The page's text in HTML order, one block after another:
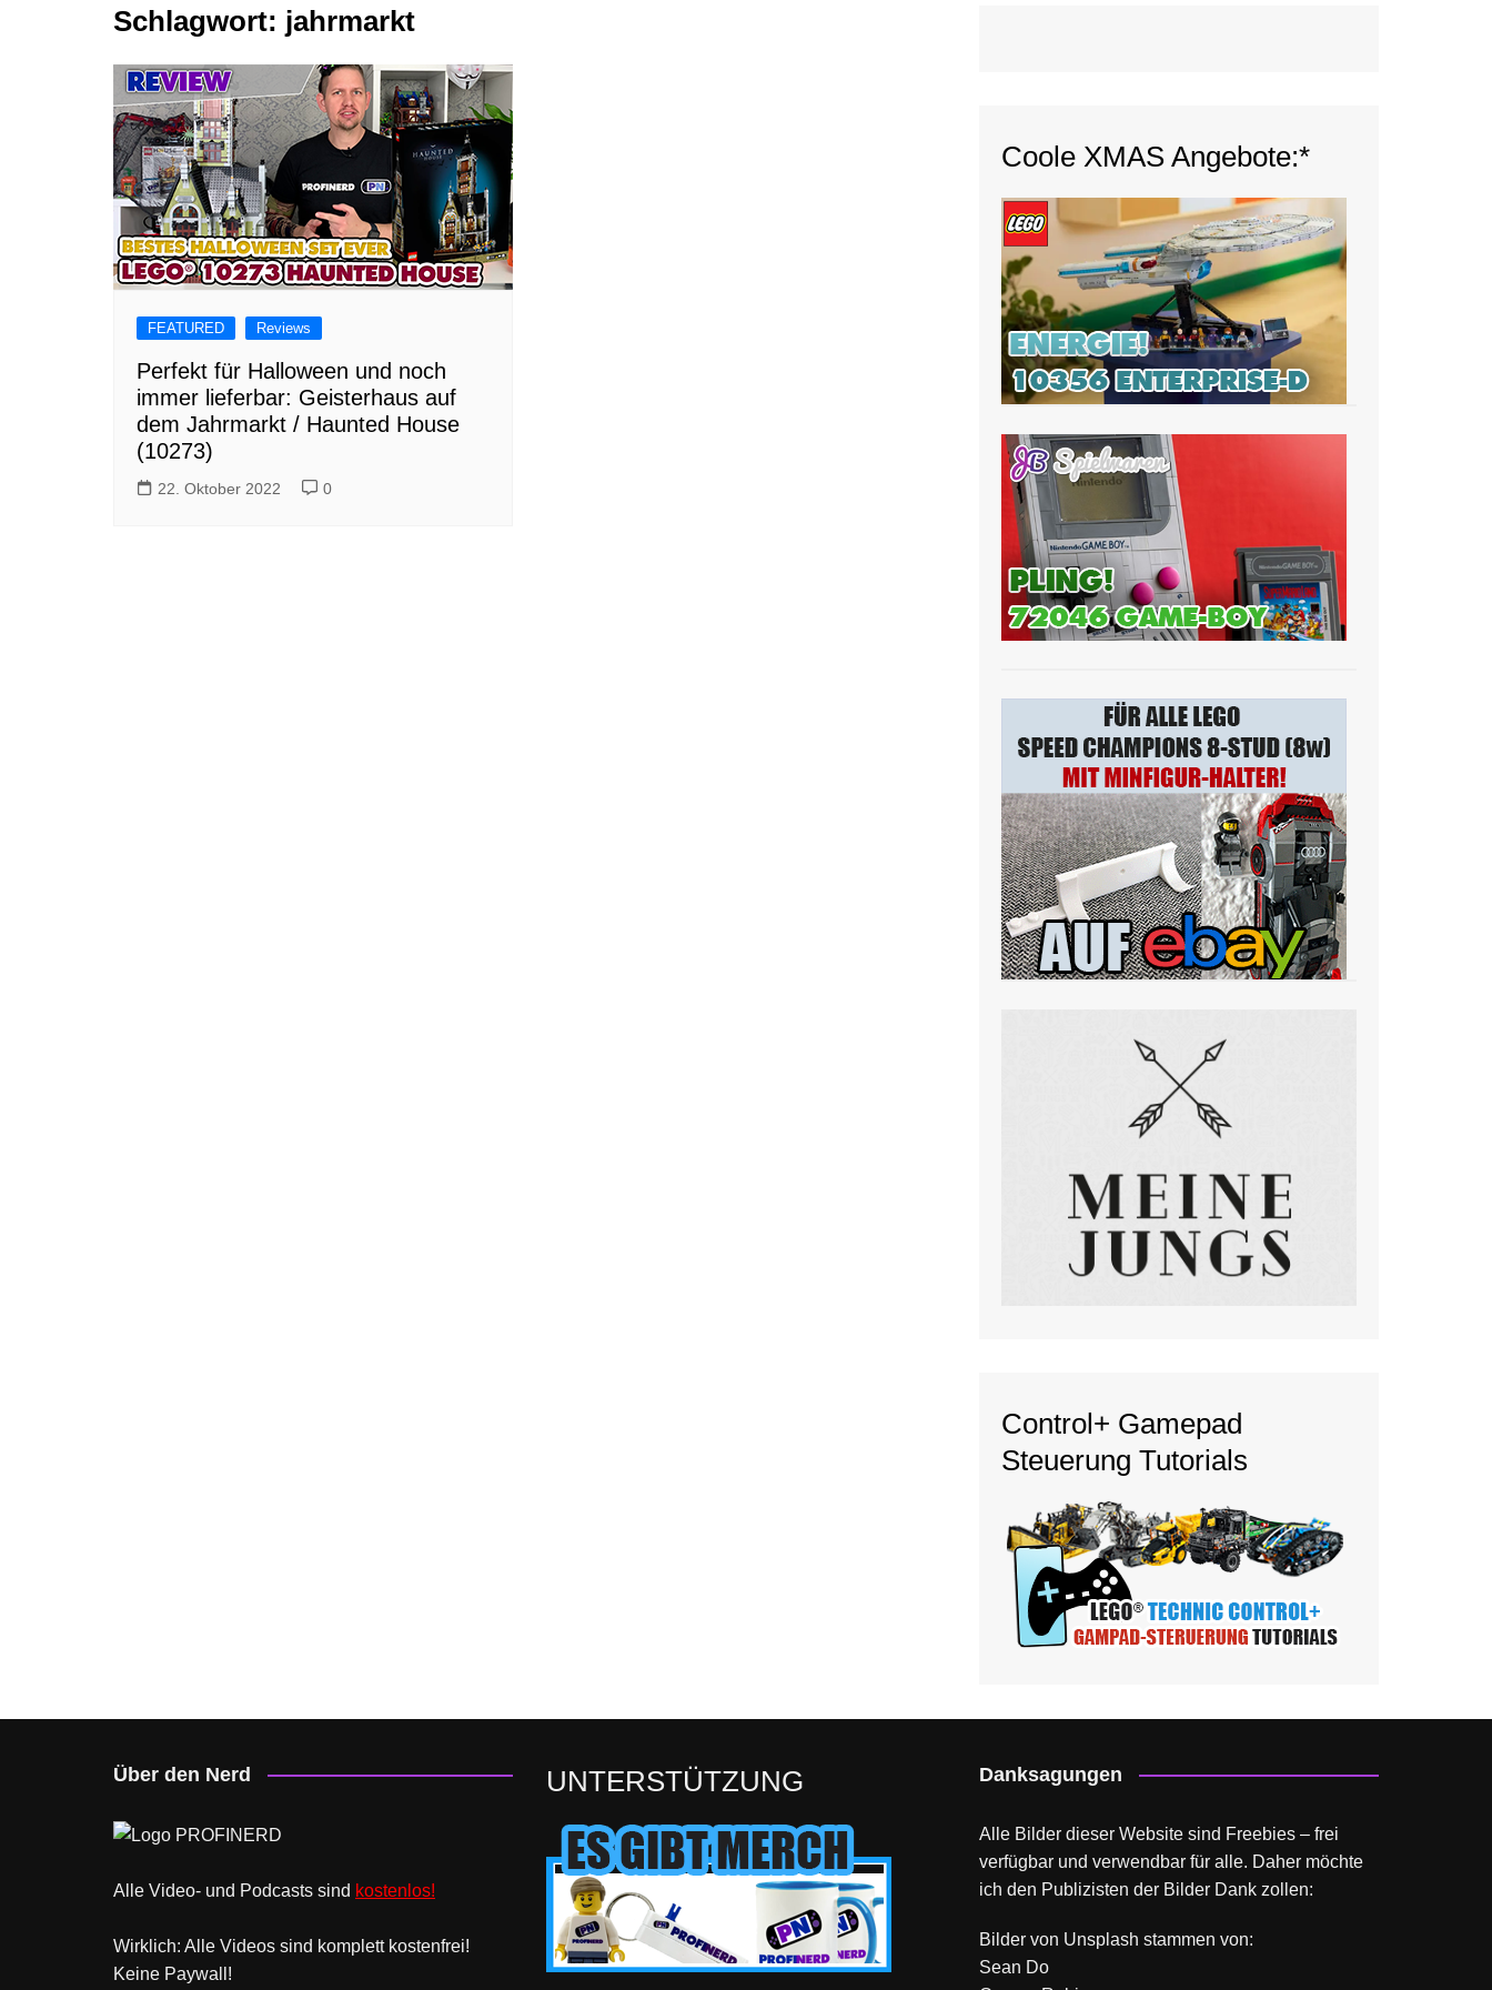
Tutorials
NerdStuff
Speedbuild
GAMEzeit
Muss das Sein
Retroecke
Building Bricks For
Warenkorb
Schlagwort: jahrmarkt
FEATURED Reviews
Perfekt für Halloween und noch
immer lieferbar: Geisterhaus auf
dem Jahrmarkt / Haunted House
(10273)
22. Oktober 2022 0
Coole XMAS Angebote:*
Control+ Gamepad
Steuerung Tutorials
Über den Nerd
Alle Video- und Podcasts sind kostenlos!
Wirklich: Alle Videos sind komplett kostenfrei!
Keine Paywall!
UNTERSTÜTZUNG Danksagungen
Alle Bilder dieser Website sind Freebies – frei
verfügbar und verwendbar für alle. Daher möchte
ich den Publizisten der Bilder Dank zollen:
Bilder von Unsplash stammen von:
Sean Do